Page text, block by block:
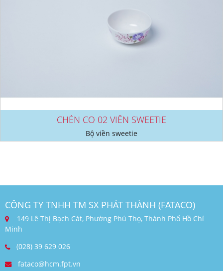
CHÉN CO 02 VIỀN SWEETIE
Bộ viền sweetie
CÔNG TY TNHH TM SX PHÁT THÀNH (FATACO)
149 Lê Thị Bạch Cát, Phường Phú Thọ, Thành Phố Hồ Chí
Minh
(028) 39 629 026
fataco@hcm.fpt.vn